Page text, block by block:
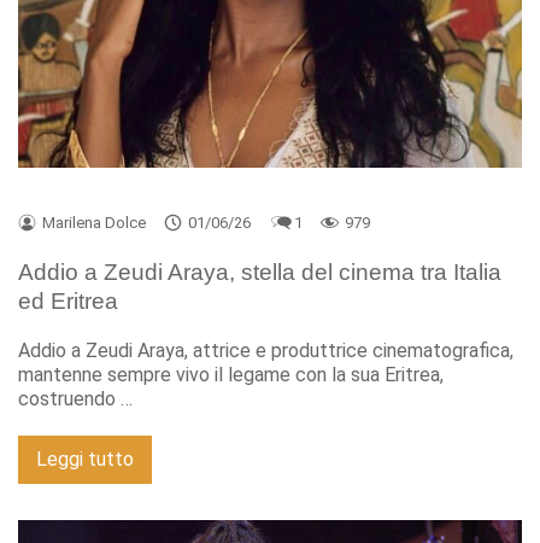
Marilena Dolce 01/06/26 1 979
Addio a Zeudi Araya, stella del cinema tra Italia
ed Eritrea
Addio a Zeudi Araya, attrice e produttrice cinematografica,
mantenne sempre vivo il legame con la sua Eritrea,
costruendo …
Leggi tutto